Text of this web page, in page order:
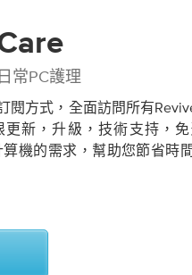
常PC護理
閱方式，全面訪問所有
新，升級，技術支持，
機的需求，幫助您節省時